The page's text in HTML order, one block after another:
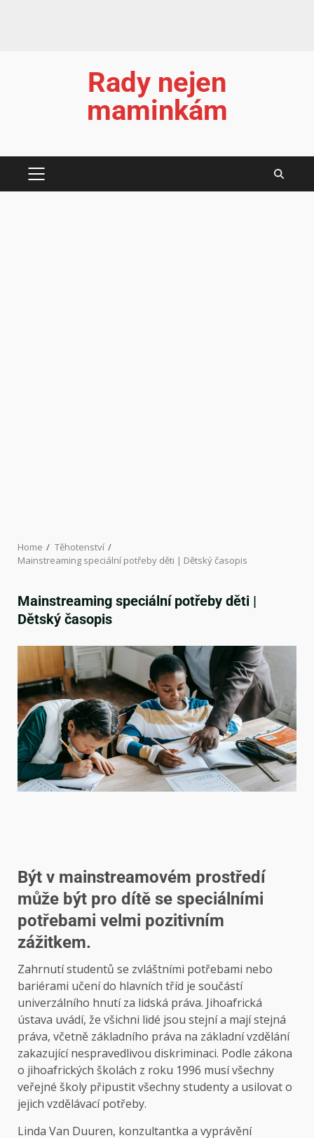
Rady nejen
maminkám
Home
Těhotenství
Mainstreaming speciální potřeby děti | Dětský časopis
Mainstreaming speciální potřeby děti |
Dětský časopis
Být v mainstreamovém prostředí
může být pro dítě se speciálními
potřebami velmi pozitivním
zážitkem.
Zahrnutí studentů se zvláštními potřebami nebo
bariérami učení do hlavních tříd je součástí
univerzálního hnutí za lidská práva. Jihoafrická
ústava uvádí, že všichni lidé jsou stejní a mají stejná
práva, včetně základního práva na základní vzdělání
zakazující nespravedlivou diskriminaci. Podle zákona
o jihoafrických školách z roku 1996 musí všechny
veřejné školy připustit všechny studenty a usilovat o
jejich vzdělávací potřeby.
Linda Van Duuren, konzultantka a vyprávění